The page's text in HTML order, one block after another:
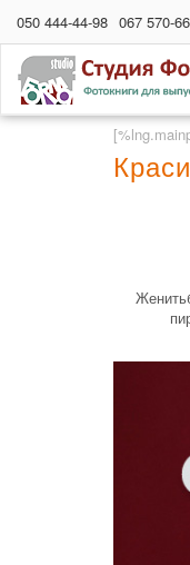
050 444-44-98 067 570-